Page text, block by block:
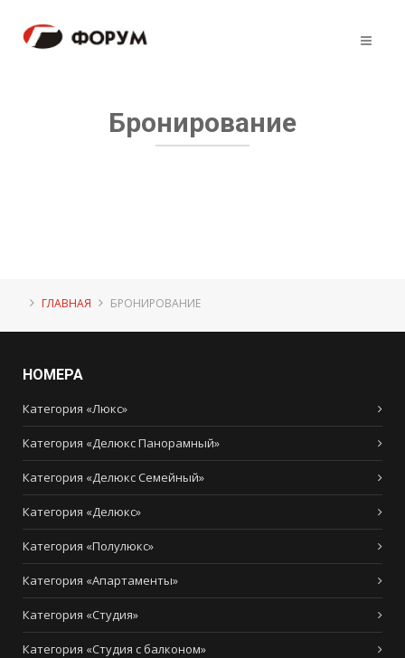
Бронирование
ГЛАВНАЯ БРОНИРОВАНИЕ
НОМЕРА
Категория «Люкс»
Категория «Делюкс Панорамный»
Категория «Делюкс Семейный»
Категория «Делюкс»
Категория «Полулюкс»
Категория «Апартаменты»
Категория «Студия»
Категория «Студия с балконом»